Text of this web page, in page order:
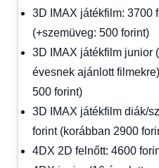
3D IMAX játékfilm: 3700
(+szemüveg: 500 forint)
3D IMAX játékfilm junior
évesnek ajánlott
500 forint)
3D IMAX játékfilm diák/
forint (korábban 2900
4DX 2D felnőtt: 4600